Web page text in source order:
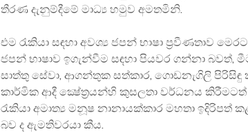
තීරණ දැනුම්දීමේ මාධ්‍ය හමුව අමතමිනි.
එම රැකියා සඳහා අවශ්‍ය ජපන් භාෂා ප්‍රවීණතාව
ජපන් භාෂාව ඉගැන්වීම සඳහා පියවර ගන්නා බවත්,
සාත්තු සේවා, ආගන්තුක සත්කාර, ගොඩනැගිලි
කාර්මික ආදී ක්‍ෂේත්‍රයන්හි කුසලතා වර්ධනය
රැකියා අමාත්‍ය මනූෂ නානායක්කාර මහතා
බව ද ඇමතිවරයා කීය.